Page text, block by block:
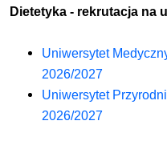
Dietetyka - rekrutacja na
Uniwersytet
2026/2027
Uniwersytet
2026/2027